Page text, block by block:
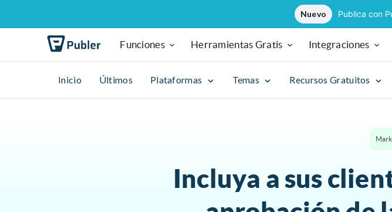
Nuevo Publica con
Funciones Herramientas Gratis Integraciones
Inicio Últimos Plataformas Temas Recursos Gratuitos
Incluya a sus